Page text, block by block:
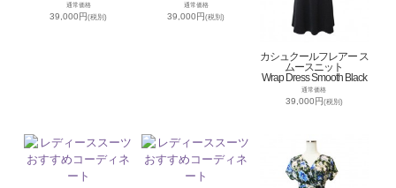
通常価格
39,000円(税別)
通常価格
39,000円(税別)
カシュクールフレアー ス
ムースニット
Wrap Dress Smooth Black
通常価格
39,000円(税別)